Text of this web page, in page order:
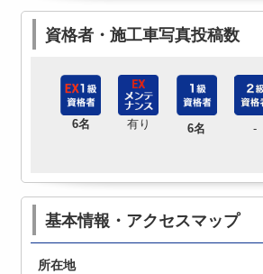
資格者・施工車写真投稿数
6名 有り 6名 -
基本情報・アクセスマップ
所在地